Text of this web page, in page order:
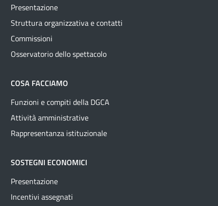
Presentazione
Struttura organizzativa e contatti
Commissioni
Osservatorio dello spettacolo
COSA FACCIAMO
Funzioni e compiti della DGCA
Attività amministrative
Rappresentanza istituzionale
SOSTEGNI ECONOMICI
Presentazione
Incentivi assegnati